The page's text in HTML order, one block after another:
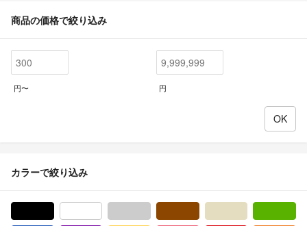
商品の価格で絞り込み
円〜 円
カラーで絞り込み